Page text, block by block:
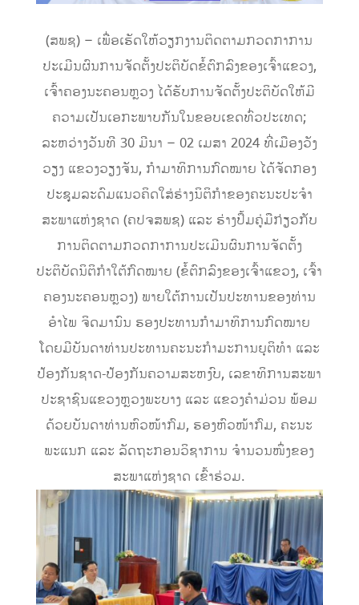
(ສພຊ) – ເພື່ອເຮັດໃຫ້ວຽກງານຕິດຕາມກວດກາການ
ປະເມີນຜົນການຈັດຕັ້ງປະຕິບັດຂໍ້ຕົກລົງຂອງເຈົ້າແຂວງ,
ເຈົ້າຄອງນະຄອນຫຼວງ ໄດ້ຮັບການຈັດຕັ້ງປະຕິບັດໃຫ້ມີ
ຄວາມເປັນເອກະພາບກັນໃນຂອບເຂດທົ່ວປະເທດ;
ລະຫວ່າງວັນທີ 30 ມີນາ – 02 ເມສາ 2024 ທີ່ເມືອງວັງ
ວຽງ ແຂວງວຽງຈັນ, ກໍາມາທິການກົດໝາຍ ໄດ້ຈັດກອງ
ປະຊຸມລະດົມແນວຄິດໃສ່ຮ່າງນິຕິກໍາຂອງຄະນະປະຈໍາ
ສະພາແຫ່ງຊາດ (ຄປຈສພຊ) ແລະ ຮ່າງປຶ້ມຄູ່ມືກ່ຽວກັບ
ການຕິດຕາມກວດກາການປະເມີນຜົນການຈັດຕັ້ງ
ປະຕິບັດນິຕິກໍາໃຕ້ກົດໝາຍ (ຂໍ້ຕົກລົງຂອງເຈົ້າແຂວງ, ເຈົ້າ
ຄອງນະຄອນຫຼວງ) ພາຍໃຕ້ການເປັນປະທານຂອງທ່ານ
ອໍາໄພ ຈິດມານົນ ຮອງປະທານກໍາມາທິການກົດໝາຍ
ໂດຍມີບັນດາທ່ານປະທານຄະນະກໍາມະການຍຸຕິທໍາ ແລະ
ປ້ອງກັນຊາດ-ປ້ອງກັນຄວາມສະຫງົບ, ເລຂາທິການສະພາ
ປະຊາຊົນແຂວງຫຼວງພະບາງ ແລະ ແຂວງຄໍາມ່ວນ ພ້ອມ
ດ້ວຍບັນດາທ່ານຫົວໜ້າກົມ, ຮອງຫົວໜ້າກົມ, ຄະນະ
ພະແນກ ແລະ ລັດຖະກອນວິຊາການ ຈໍານວນໜຶ່ງຂອງ
ສະພາແຫ່ງຊາດ ເຂົ້າຮ່ວມ.